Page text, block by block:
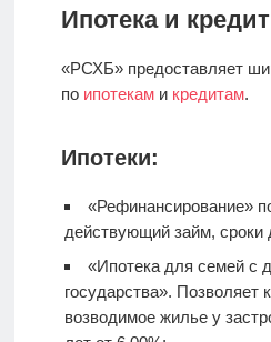
Ипотека и
«РСХБ» предоставляет
по ипотеками кредитам.
Ипотеки:
«Рефинансирование»
действующий займ, сроки
«Ипотека для семей с
государства». Позволяет
возводимое жилье у